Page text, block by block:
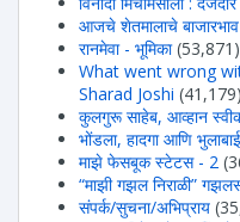
आजचे शेतमालाचे बाजारभाव
रानमेवा - भूमिका (53,871)
What went wrong
Sharad Joshi (41,179)
कुलगुरू साहेब, आव्हान
भोंडला, हादगा आणि
माझे फेसबूक स्टेटस - 2
“माझी गझल निराळी”
संपर्क/सुचना/अभिप्राय